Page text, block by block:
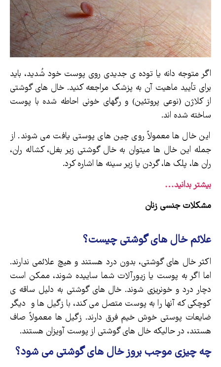
اگر متوجه دانه یا توده ی جدیدی روی پوست خود شُدید، باید
برای تأیید ماهیت آن به پزشک مراجعه کنید. خال های گوشتی
از کلاژن (نوعی پروتئین) و رگهای خونی احاطه شده با پوست
ساخته شده اند.
این خال ها معمولاً روی چین های پوستی یافت می شوند. از
جمله این خال ها میتوان به خال گوشتی زیر بغل، کشاله ران،
ران ها، پلک ها، گردن یا زیر سینه ها اشاره کرد.
بیشتر بدانید…
مشکلات جنسی زنان
علائم خال های گوشتی چیست؟
اکثر خال های گوشتی، بدون درد هستند و هیچ علائمی ندارند.
اما اگر به پوست یا زیورآلات شما ساییده شوند، ممکن است
دچار درد و خونریزی شوند. خال های گوشتی به دلیل ساقه ی
کوچکی که آنها را به پوست متصل می کند، با زگیل ها و دیگر
ضایعات پوستی خوش خیم فرق دارند. زگیل ها معمولاً صاف
هستند، در حالیکه خال های گوشتی از پوست آویزان هستند.
چه چیزی موجب بروز خال های گوشتی می شود؟